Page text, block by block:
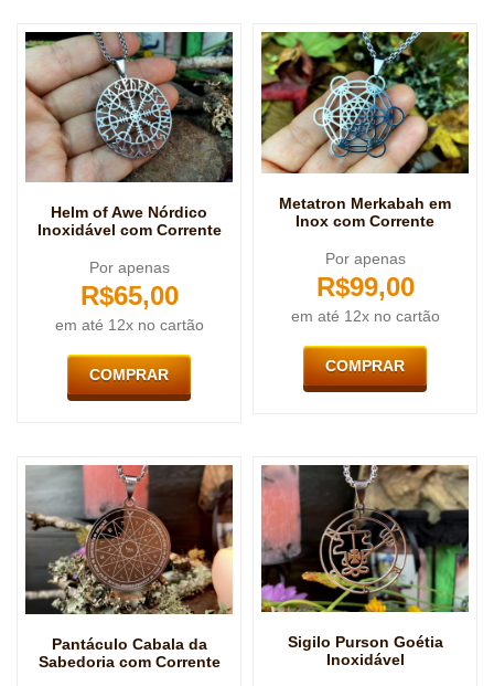
Helm of Awe Nórdico
Inoxidável com Corrente
Por apenas
R$65,00
em até 12x no cartão
COMPRAR
Metatron Merkabah em
Inox com Corrente
Por apenas
R$99,00
em até 12x no cartão
COMPRAR
Pantáculo Cabala da
Sabedoria com Corrente
Sigilo Purson Goétia
Inoxidável